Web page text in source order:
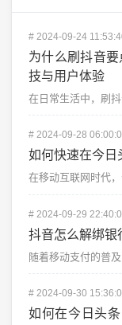
# 2024-09-24
为什么刷抖音
技与用户体验
# 2024-09-28
如何快速在今日
# 2024-09-29
抖音怎么解绑银
# 2024-09-30
如何在今日头